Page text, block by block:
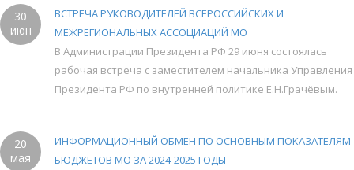
30
июн
ВСТРЕЧА РУКОВОДИТЕЛЕЙ ВСЕРОССИЙСКИХ И
МЕЖРЕГИОНАЛЬНЫХ АССОЦИАЦИЙ МО
В Администрации Президента РФ 29 июня состоялась
рабочая встреча с заместителем начальника Управления
Президента РФ по внутренней политике Е.Н.Грачёвым.
20
мая
ИНФОРМАЦИОННЫЙ ОБМЕН ПО ОСНОВНЫМ ПОКАЗАТЕЛЯМ
БЮДЖЕТОВ МО ЗА 2024-2025 ГОДЫ